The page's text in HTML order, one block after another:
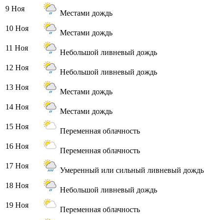
9 Ноя
Местами дождь
10 Ноя
Местами дождь
11 Ноя
Небольшой ливневый дождь
12 Ноя
Небольшой ливневый дождь
13 Ноя
Местами дождь
14 Ноя
Местами дождь
15 Ноя
Переменная облачность
16 Ноя
Переменная облачность
17 Ноя
Умеренный или сильный ливневый дождь
18 Ноя
Небольшой ливневый дождь
19 Ноя
Переменная облачность